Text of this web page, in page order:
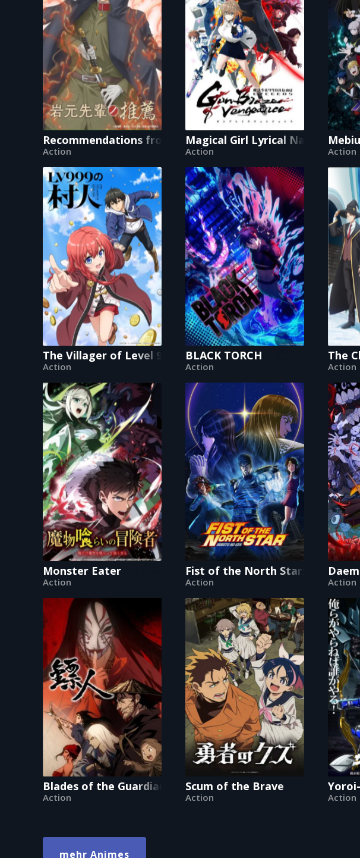
Recommendations from Iwamoto-Senpai
Action
Magical Girl Lyrical Nanoha
Action Action
The Villager of Level 999
Action
BLACK TORCH
Action
The
Action
Monster Eater
Action
Fist of the North Star: Hokuto
Action Action
Blades of the Guardians
Action
Scum of the Brave
Action Action
mehr Animes